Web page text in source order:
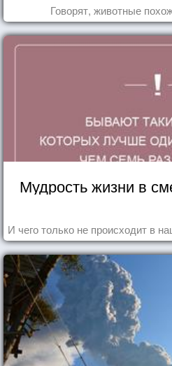
Говорят, животные
Мудрость жизни в
И чего только не происходит в